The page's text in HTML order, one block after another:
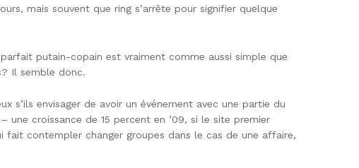
mais souvent que ring s’arrête pour signifier quelque
putain-copain est vraiment comme aussi simple que
Il semble donc.
s’ils envisager de avoir un événement avec une partie du
une croissance de 15 percent en ’09, si le site premier
contempler changer groupes dans le cas de une affaire,